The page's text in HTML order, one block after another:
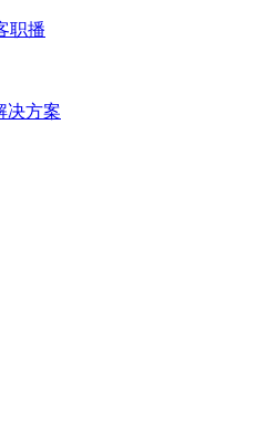
职播
决方案